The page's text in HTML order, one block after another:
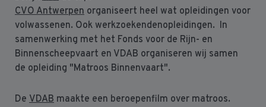
CVO Antwerpen organiseert heel wat opleidingen voor
volwassenen. Ook werkzoekendenopleidingen. In
samenwerking met het Fonds voor de Rijn- en
Binnenscheepvaart en VDAB organiseren wij samen
de opleiding "Matroos Binnenvaart".
De VDAB maakte een beroepenfilm over matroos.